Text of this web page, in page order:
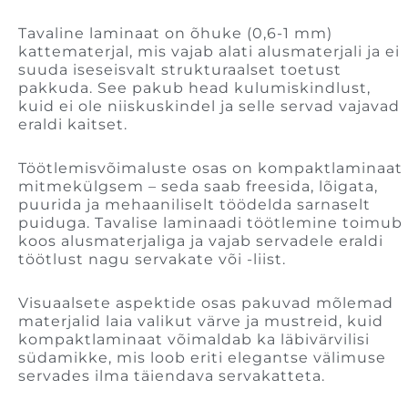
Tavaline laminaat on õhuke (0,6-1 mm)
kattematerjal, mis vajab alati alusmaterjali ja ei
suuda iseseisvalt strukturaalset toetust
pakkuda. See pakub head kulumiskindlust,
kuid ei ole niiskuskindel ja selle servad vajavad
eraldi kaitset.
Töötlemisvõimaluste osas on kompaktlaminaat
mitmekülgsem – seda saab freesida, lõigata,
puurida ja mehaaniliselt töödelda sarnaselt
puiduga. Tavalise laminaadi töötlemine toimub
koos alusmaterjaliga ja vajab servadele eraldi
töötlust nagu servakate või -liist.
Visuaalsete aspektide osas pakuvad mõlemad
materjalid laia valikut värve ja mustreid, kuid
kompaktlaminaat võimaldab ka läbivärvilisi
südamikke, mis loob eriti elegantse välimuse
servades ilma täiendava servakatteta.